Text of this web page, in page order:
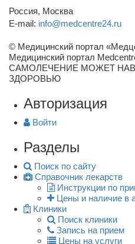
Россия, Москва
E-mail: info@medcentre24.ru
© Медицинский портал
Медицинский портал
САМОЛЕЧЕНИЕ МОЖЕТ
ЗДОРОВЬЮ
Авторизация
Войти
Разделы
Поиск по сайту
Справочник лекарств
Инструкции по
Цены и наличие в
Клиники
Поиск клиники
Запись на прием
Цены на услуги